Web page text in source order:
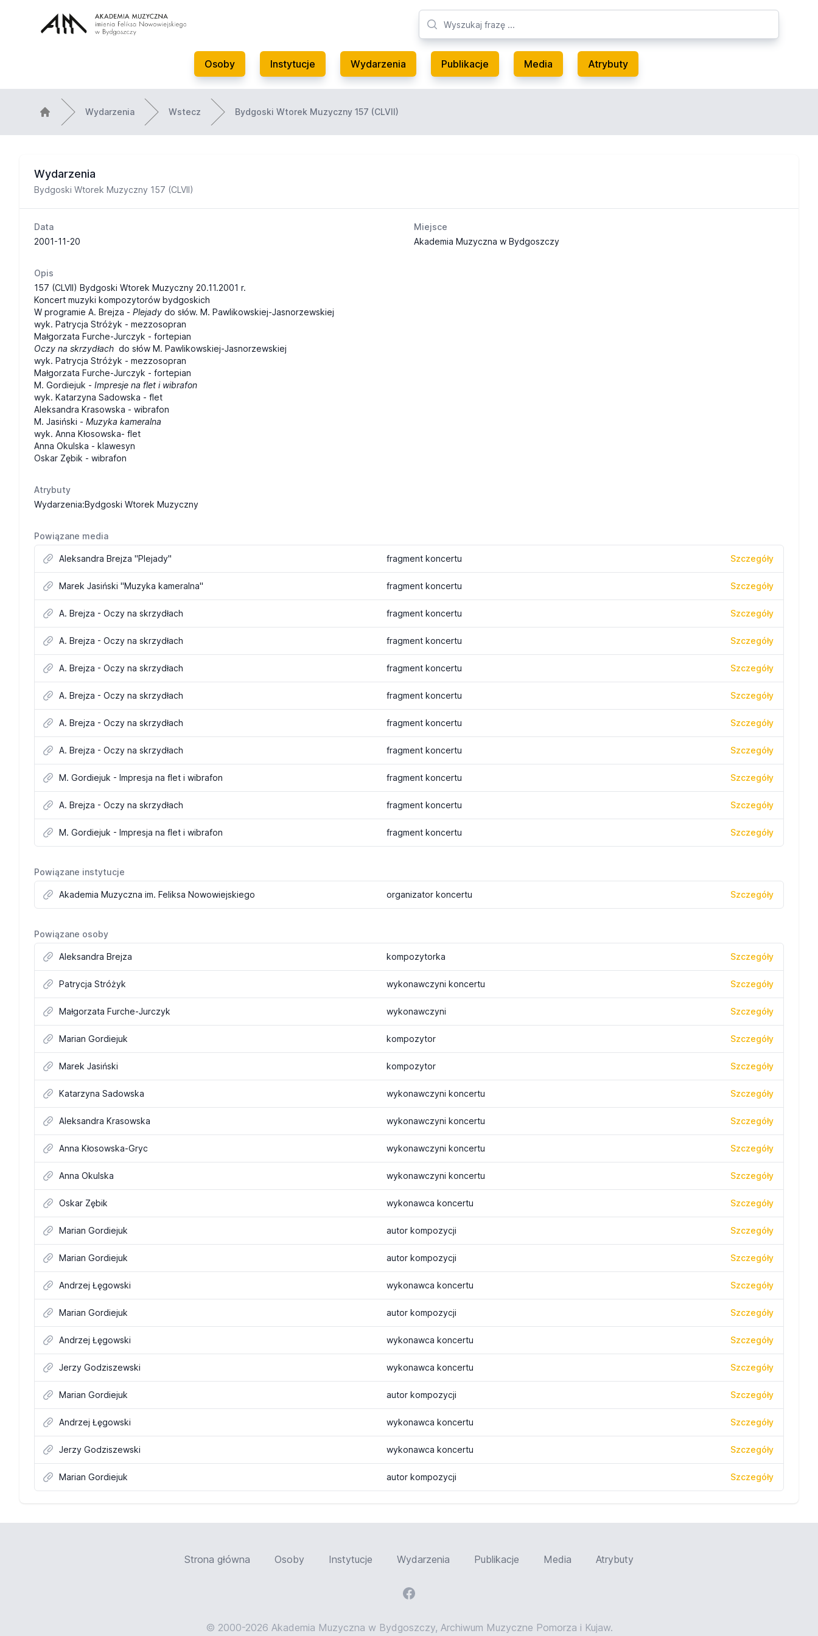
Osoby Instytucje Wydarzenia Publikacje Media Atrybuty
Wydarzenia Wstecz Bydgoski Wtorek Muzyczny 157 (CLVII)
Wydarzenia
Bydgoski Wtorek Muzyczny 157 (CLVII)
Data
2001-11-20
Miejsce
Akademia Muzyczna w Bydgoszczy
Opis
157 (CLVII) Bydgoski Wtorek Muzyczny 20.11.2001 r.
Koncert muzyki kompozytorów bydgoskich
W programie A. Brejza - Plejady do słów. M. Pawlikowskiej-Jasnorzewskiej
wyk. Patrycja Stróżyk - mezzosopran
Małgorzata Furche-Jurczyk - fortepian
Oczy na skrzydłach do słów M. Pawlikowskiej-Jasnorzewskiej
wyk. Patrycja Stróżyk - mezzosopran
Małgorzata Furche-Jurczyk - fortepian
M. Gordiejuk - Impresje na flet i wibrafon
wyk. Katarzyna Sadowska - flet
Aleksandra Krasowska - wibrafon
M. Jasiński - Muzyka kameralna
wyk. Anna Kłosowska- flet
Anna Okulska - klawesyn
Oskar Zębik - wibrafon
Atrybuty
Wydarzenia:Bydgoski Wtorek Muzyczny
Powiązane media
Aleksandra Brejza "Plejady" fragment koncertu Szczegóły
Marek Jasiński "Muzyka kameralna" fragment koncertu Szczegóły
A. Brejza - Oczy na skrzydłach fragment koncertu Szczegóły
A. Brejza - Oczy na skrzydłach fragment koncertu Szczegóły
A. Brejza - Oczy na skrzydłach fragment koncertu Szczegóły
A. Brejza - Oczy na skrzydłach fragment koncertu Szczegóły
A. Brejza - Oczy na skrzydłach fragment koncertu Szczegóły
A. Brejza - Oczy na skrzydłach fragment koncertu Szczegóły
M. Gordiejuk - Impresja na flet i wibrafon fragment koncertu Szczegóły
A. Brejza - Oczy na skrzydłach fragment koncertu Szczegóły
M. Gordiejuk - Impresja na flet i wibrafon fragment koncertu Szczegóły
Powiązane instytucje
Akademia Muzyczna im. Feliksa Nowowiejskiego organizator koncertu Szczegóły
Powiązane osoby
Aleksandra Brejza kompozytorka Szczegóły
Patrycja Stróżyk wykonawczyni koncertu Szczegóły
Małgorzata Furche-Jurczyk wykonawczyni Szczegóły
Marian Gordiejuk kompozytor Szczegóły
Marek Jasiński kompozytor Szczegóły
Katarzyna Sadowska wykonawczyni koncertu Szczegóły
Aleksandra Krasowska wykonawczyni koncertu Szczegóły
Anna Kłosowska-Gryc wykonawczyni koncertu Szczegóły
Anna Okulska wykonawczyni koncertu Szczegóły
Oskar Zębik wykonawca koncertu Szczegóły
Marian Gordiejuk autor kompozycji Szczegóły
Marian Gordiejuk autor kompozycji Szczegóły
Andrzej Łęgowski wykonawca koncertu Szczegóły
Marian Gordiejuk autor kompozycji Szczegóły
Andrzej Łęgowski wykonawca koncertu Szczegóły
Jerzy Godziszewski wykonawca koncertu Szczegóły
Marian Gordiejuk autor kompozycji Szczegóły
Andrzej Łęgowski wykonawca koncertu Szczegóły
Jerzy Godziszewski wykonawca koncertu Szczegóły
Marian Gordiejuk autor kompozycji Szczegóły
Strona główna Osoby Instytucje Wydarzenia Publikacje Media Atrybuty
© 2000-2026 Akademia Muzyczna w Bydgoszczy, Archiwum Muzyczne Pomorza i Kujaw.